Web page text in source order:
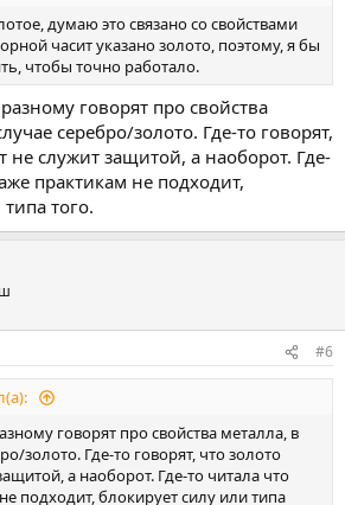
думаю это связано со свойствами
часит указано золото, поэтому, я бы
чтобы точно работало.
говорят про свойства
серебро/золото. Где-то говорят,
не служит защитой, а наоборот. Где-
практикам не подходит,
того.
#6
говорят про свойства металла, в
золото. Где-то говорят, что золото
а наоборот. Где-то читала что
подходит, блокирует силу или типа